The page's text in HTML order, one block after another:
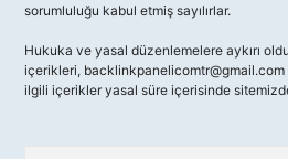
sorumluluğu kabul etmiş sayılırlar.
Hukuka ve yasal düzenlemelere aykırı
içerikleri, backlinkpanelicomtr@gmail.com
ilgili içerikler yasal süre içerisinde